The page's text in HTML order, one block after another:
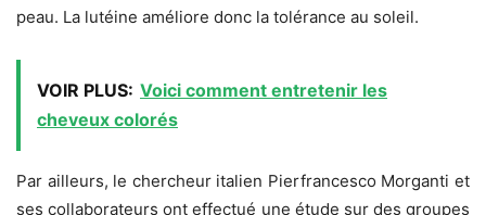
peau. La lutéine améliore donc la tolérance au soleil.
VOIR PLUS: Voici comment entretenir les
cheveux colorés
Par ailleurs, le chercheur italien Pierfrancesco Morganti et
ses collaborateurs ont effectué une étude sur des groupes